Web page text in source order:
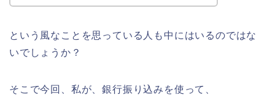
という風なことを思っている人も中にはいるのではな
いでしょうか？
そこで今回、私が、銀行振り込みを使って、